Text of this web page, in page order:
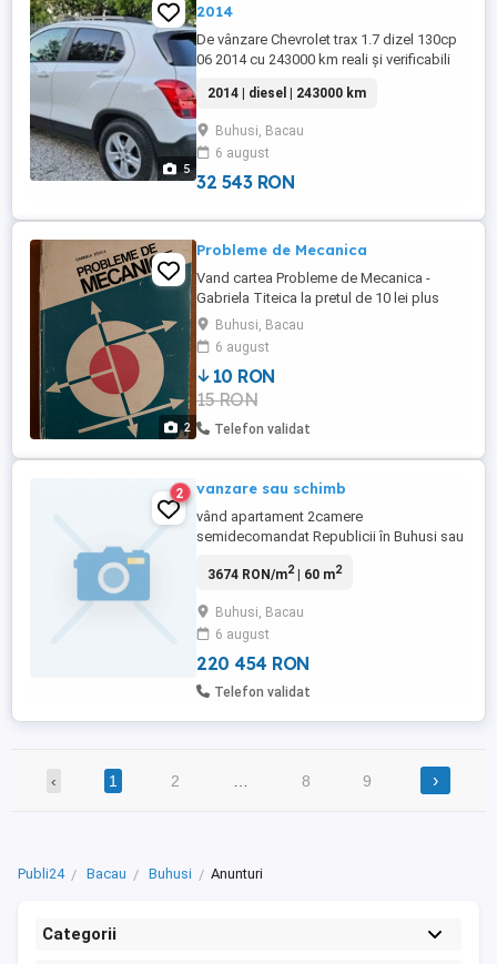
5
2014
De vânzare Chevrolet trax 1.7 dizel 130cp
06 2014 cu 243000 km reali şi verificabili
03 2027 Maşina merge si arată fb 4
geamuri electrice oglinzi încălzite aer
condiționat navigație mare scaune in pele
mixt priza de curent electrica 220 w ect
pentru mai ...
2014 | diesel | 243000 km
Buhusi, Bacau
6 august
32 543 RON
2
Probleme de Mecanica
Vand cartea Probleme de Mecanica -
Gabriela Titeica la pretul de 10 lei plus
taxa de transport prin Posta Romana cu
plata ramburs
Buhusi, Bacau
6 august
10 RON
15 RON
Telefon validat
2 vanzare sau schimb
vând apartament 2camere
semidecomandat Republicii în Buhusi sau
diferenta.Recent renovat .locuibil doua
toate camerele.Centrala proprie izolat
exterior alaturi dispuneți de uscător și
boxa subsol.
3674 RON/m2| 60 m2
Buhusi, Bacau
6 august
220 454 RON
Telefon validat
‹ 1 2 8 9 ›
Publi24 Bacau Buhusi Anunturi
Categorii